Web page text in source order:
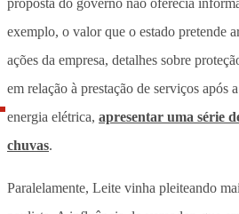
proposta do governo não oferecia
exemplo, o valor que o estado pretende
ações da empresa, detalhes sobre
em relação à prestação de serviços após
energia elétrica, apresentar uma série
chuvas.
Paralelamente, Leite vinha pleiteando